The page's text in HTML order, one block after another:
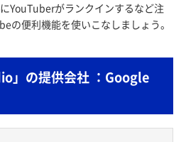
YouTuberがランクインするなど注
の便利機能を使いこなしましょう。
」の提供会社 ：Google